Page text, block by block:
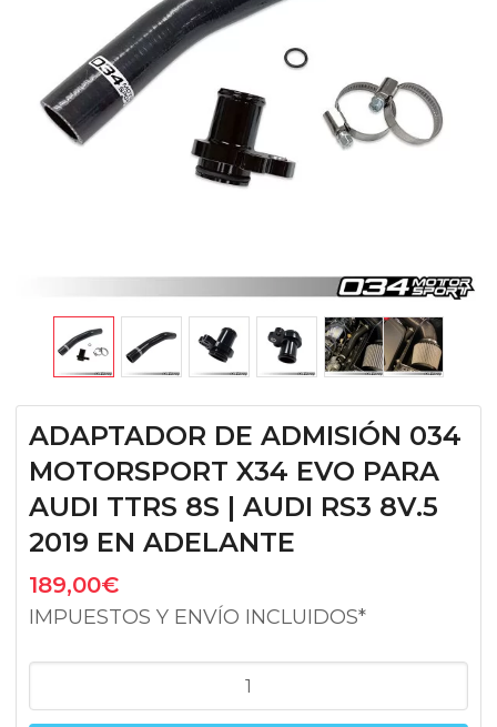
ADAPTADOR DE ADMISIÓN 034
MOTORSPORT X34 EVO PARA
AUDI TTRS 8S | AUDI RS3 8V.5
2019 EN ADELANTE
189,00€
IMPUESTOS Y ENVÍO INCLUIDOS*
DE